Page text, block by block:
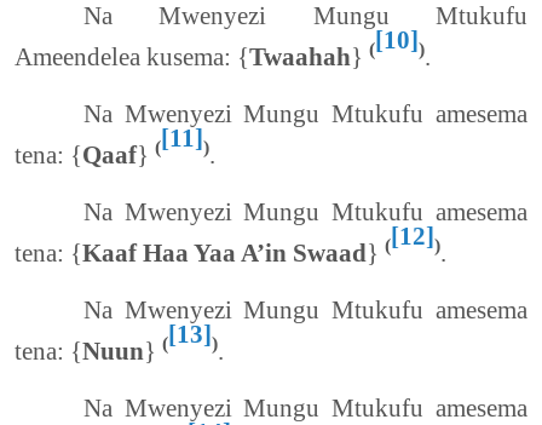
Na Mwenyezi Mungu Mtukufu
Ameendelea kusema: {Twaahah} ([10]).
Na Mwenyezi Mungu Mtukufu amesema
tena: {Qaaf} ([11]).
Na Mwenyezi Mungu Mtukufu amesema
tena: {Kaaf Haa Yaa A’in Swaad} ([12]).
Na Mwenyezi Mungu Mtukufu amesema
tena: {Nuun} ([13]).
Na Mwenyezi Mungu Mtukufu amesema